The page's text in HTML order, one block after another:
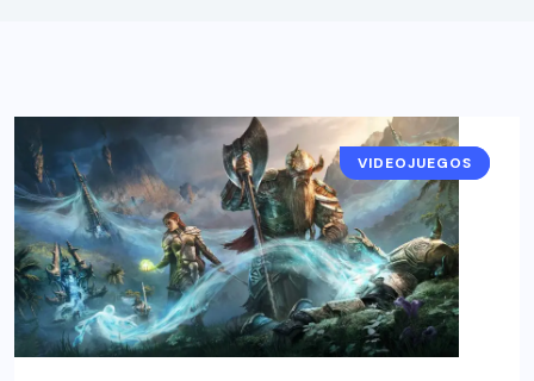
RESEÑAS
VIDEOJUEGOS